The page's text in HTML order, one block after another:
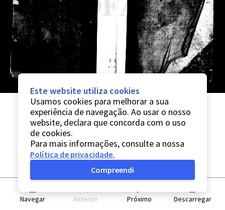
Navegar Anterior Próximo Descarregar
Este website utiliza cookies
Usamos cookies para melhorar a sua
experiência de navegação. Ao usar o nosso
website, declara que concorda com o uso
de cookies.
Para mais informações, consulte a nossa
Política de privacidade.
Compreendi